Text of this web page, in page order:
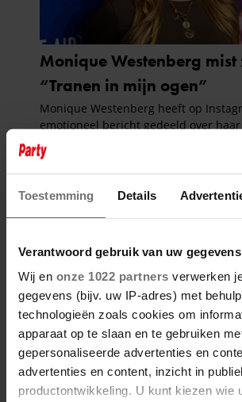
Toestemming Details
Verantwoord gebruik van uw gegevens
Wij en onze 1022 partners verwerken
gegevens (bijv. uw IP-adres) met
technologieën zoals cookies om
apparaat op te slaan en te gebruiken
gepersonaliseerde advertenties en
advertenties en content, inzicht in
productontwikkeling. U kunt kiezen wie